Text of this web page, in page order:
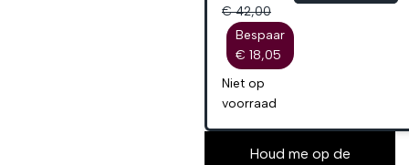
€ 42,00
Bespaar
€ 18,05
Niet op
voorraad
Houd me op de